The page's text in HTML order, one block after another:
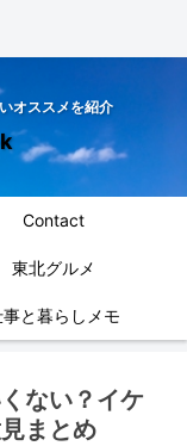
オススメを紹介
Contact
東北グルメ
事と暮らしメモ
ない？イケ
まとめ